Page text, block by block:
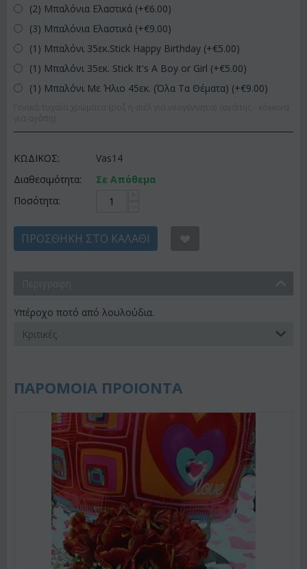
(2) Μπαλόνια Ελαστικά (+€6.00)
(3) Μπαλόνια Ελαστικά (+€9.00)
(1) Μπαλόνι 35εκ.Stick Happy Birthday (+€5.00)
(1) Μπαλόνι 35εκ. Stick It's A Boy or Girl (+€5.00)
(1) Μπαλόνι Με Ήλιο 45εκ. (Όλα Τα Θέματα) (+€9.00)
ΚΩΔΙΚΟΣ:
Vas14
Διαθεσιμότητα:
Σε Απόθεμα
Ποσότητα:
ΠΡΟΣΘΉΚΗ ΣΤΟ ΚΑΛΆΘΙ
Υπέροχο ποτό από λουλούδια.
Κριτικές
ΠΑΡΟΜΟΙΑ ΠΡΟΙΟΝΤΑ